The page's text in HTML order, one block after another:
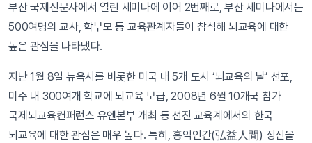
부산 국제신문사에서 열린 세미나에 이어 2번째로, 부산 세미나에서는
500여명의 교사, 학부모 등 교육관계자들이 참석해 뇌교육에 대한
높은 관심을 나타냈다.
지난 1월 8일 뉴욕시를 비롯한 미국 내 5개 도시 ‘뇌교육의 날’ 선포,
미주 내 300여개 학교에 뇌교육 보급, 2008년 6월 10개국 참가
국제뇌교육컨퍼런스 유엔본부 개최 등 선진 교육계에서의 한국
뇌교육에 대한 관심은 매우 높다. 특히, 홍익인간(弘益人間) 정신을